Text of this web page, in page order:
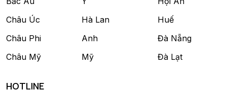
Châu Úc
Châu Phi
Châu Mỹ
Hà Lan
Anh
Mỹ
Huế
Đà Nẵng
Đà Lạt
HOTLINE